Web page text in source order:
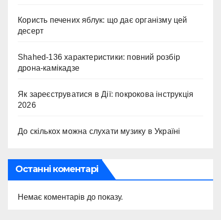
Користь печених яблук: що дає організму цей
десерт
Shahed-136 характеристики: повний розбір
дрона-камікадзе
Як зареєструватися в Дії: покрокова інструкція
2026
До скількох можна слухати музику в Україні
Останні коментарі
Немає коментарів до показу.